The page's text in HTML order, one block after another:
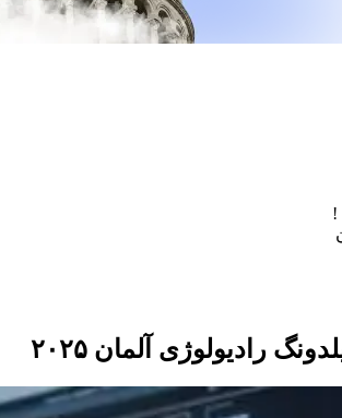
!
رادیولوژی آلمان ۲۰۲۵